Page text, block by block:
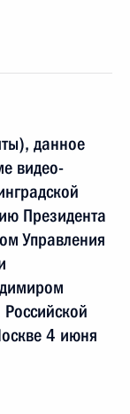
данное
видео-
Президента
Управления
4 июня